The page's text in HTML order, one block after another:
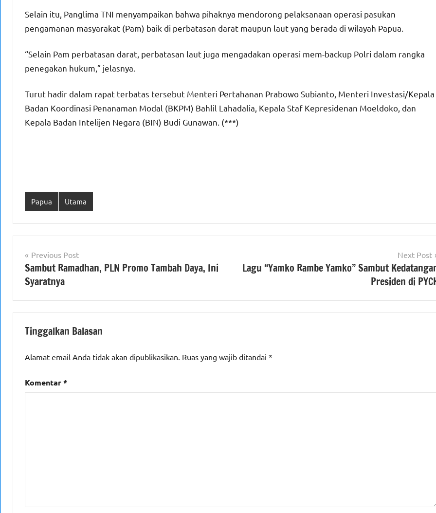
Selain itu, Panglima TNI menyampaikan bahwa pihaknya mendorong pelaksanaan operasi pasukan
pengamanan masyarakat (Pam) baik di perbatasan darat maupun laut yang berada di wilayah Papua.
“Selain Pam perbatasan darat, perbatasan laut juga mengadakan operasi mem-backup Polri dalam rangka
penegakan hukum,” jelasnya.
Turut hadir dalam rapat terbatas tersebut Menteri Pertahanan Prabowo Subianto, Menteri Investasi/Kepala
Badan Koordinasi Penanaman Modal (BKPM) Bahlil Lahadalia, Kepala Staf Kepresidenan Moeldoko, dan
Kepala Badan Intelijen Negara (BIN) Budi Gunawan. (***)
Papua Utama
Navigasi
pos
Previous Post
Sambut Ramadhan, PLN Promo Tambah Daya, Ini
Syaratnya
Next Post
Lagu “Yamko Rambe Yamko” Sambut
Presiden di
Tinggalkan Balasan
Alamat email Anda tidak akan dipublikasikan. Ruas yang wajib ditandai *
Komentar*